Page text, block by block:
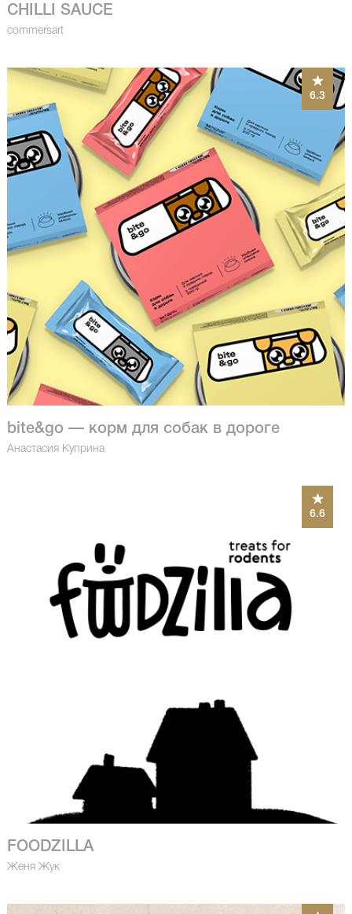
CHILLI SAUCE
commersart
6.3
bite&go — корм для собак в дороге
Анастасия Куприна
6.6
FOODZILLA
Женя Жук